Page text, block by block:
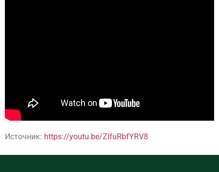
Источник: https://youtu.be/ZIfuRbfYRV8